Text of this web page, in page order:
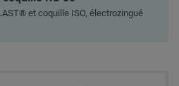
et coquille ISO, électrozingué